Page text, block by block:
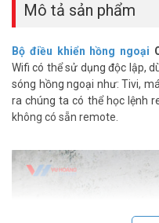
Mô tả sản phẩm
Bộ điều khiển hồng ngoại
Wifi có thể sử dụng độc lập,
sóng hồng ngoại như: Tivi,
ra chúng ta có thể học lệnh
không có sẵn remote.